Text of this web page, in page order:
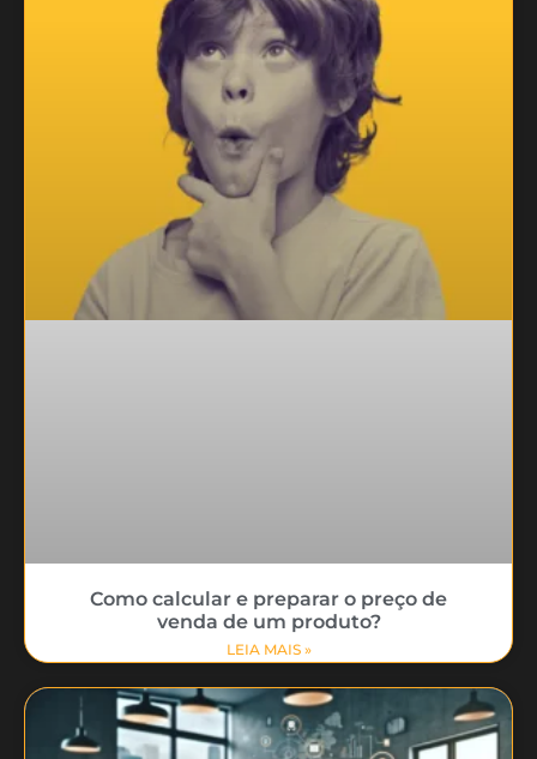
Como calcular e preparar o preço de
venda de um produto?
LEIA MAIS »